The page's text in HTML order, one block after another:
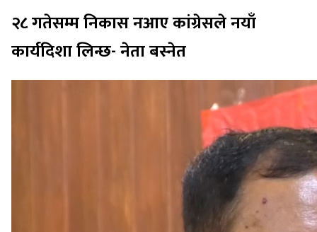
२८ गतेसम्म निकास नआए कांग्रेसले नयाँ
कार्यदिशा लिन्छ- नेता बस्नेत